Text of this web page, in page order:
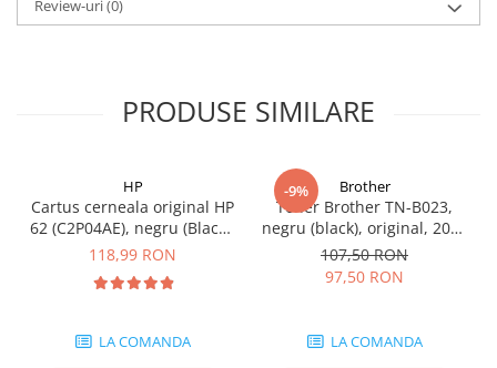
SSD-uri interne
Pasta termica
Placi video profesionale
SSD-uri externe
Review-uri(0)
PRODUSE SIMILARE
HP
Cartus cerneala original HP
62 (C2P04AE), negru (Black),
200 pagini
118,99 RON
LA COMANDA
-9% Brother
Toner Brother TN-B023,
negru (black), original, 2000
pagini
107,50 RON
97,50 RON
LA COMANDA